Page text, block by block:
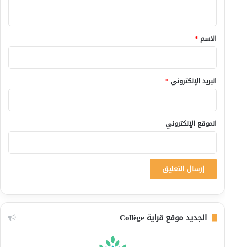
*
الاسم *
البريد الإلكتروني *
الموقع الإلكتروني
الجديد موقع قراية Collège